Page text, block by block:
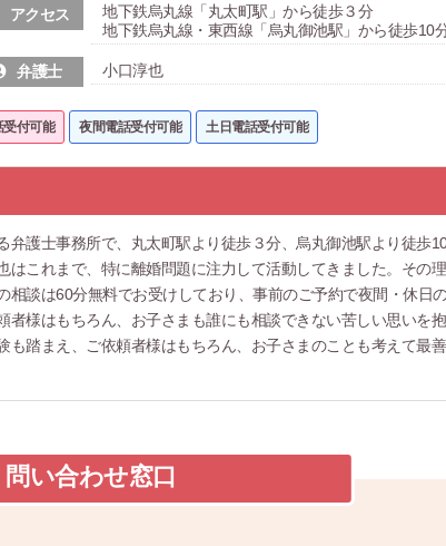
アクセス
地下鉄烏丸線「丸太町駅」から徒歩３分
地下鉄烏丸線・東西線「烏丸御池駅」から徒歩10
弁護士 小口淳也
受付可能 夜間電話受付可能 土日電話受付可能
弁護士事務所で、丸太町駅より徒歩３分、烏丸御池駅より徒歩
はこれまで、特に離婚問題に注力して活動してきました。その
相談は60分無料でお受けしており、事前のご予約で夜間・休日
者様はもちろん、お子さまも誰にも相談できない苦しい思いを
も踏まえ、ご依頼者様はもちろん、お子さまのことも考えて最
問い合わせ窓口